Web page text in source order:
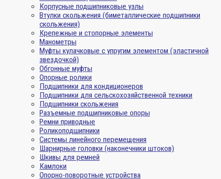
Корпусные подшипниковые узлы
Втулки скольжения (биметаллические подшипники
скольжения)
Крепежные и стопорные элементы
Манометры
Муфты кулачковые с упругим элементом (эластичной
звездочкой)
Обгонные муфты
Опорные ролики
Подшипники для кондиционеров
Подшипники для сельскохозяйственной техники
Подшипники скольжения
Разъемные подшипниковые опоры
Ремни приводные
Роликоподшипники
Системы линейного перемещения
Шарнирные головки (наконечники штоков)
Шкивы для ремней
Камлоки
Опорно-поворотные устройства